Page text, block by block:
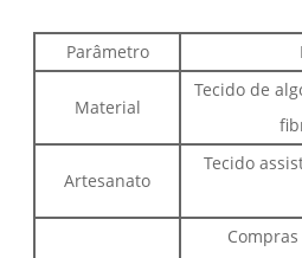
Parâmetro
Material
Tecido de
Artesanato
Tecido